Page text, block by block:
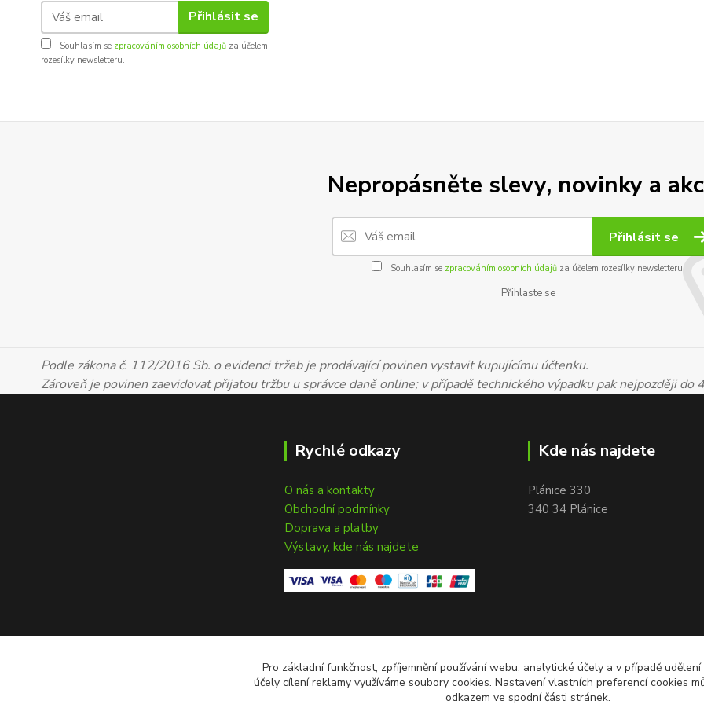
Přihlásit se
Souhlasím se zpracováním osobních údajů za účelem
rozesílky newsletteru.
Nepropásněte slevy, novinky a
Přihlásit se
Souhlasím se zpracováním osobních údajůza účelem rozesílky newsletteru.
Přihlaste se
Podle zákona č. 112/2016 Sb. o evidenci tržeb je prodávající povinen vystavit kupujícímu účtenku.
Zároveň je povinen zaevidovat přijatou tržbu u správce daně online; v případě technického výpadku pak nejpozději do
Rychlé odkazy
O nás a kontakty
Obchodní podmínky
Doprava a platby
Výstavy, kde nás najdete
Kde nás najdete
Plánice 330
340 34 Plánice
Pro základní funkčnost, zpříjemnění používání webu, analytické účely a v případě
účely cílení reklamy využíváme soubory cookies. Nastavení vlastních preferencí cookies
odkazem ve spodní části stránek.